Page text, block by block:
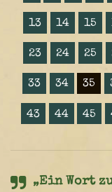
13 14 15
23 24 25
33 34 35
43 44 45
„Ein Wort